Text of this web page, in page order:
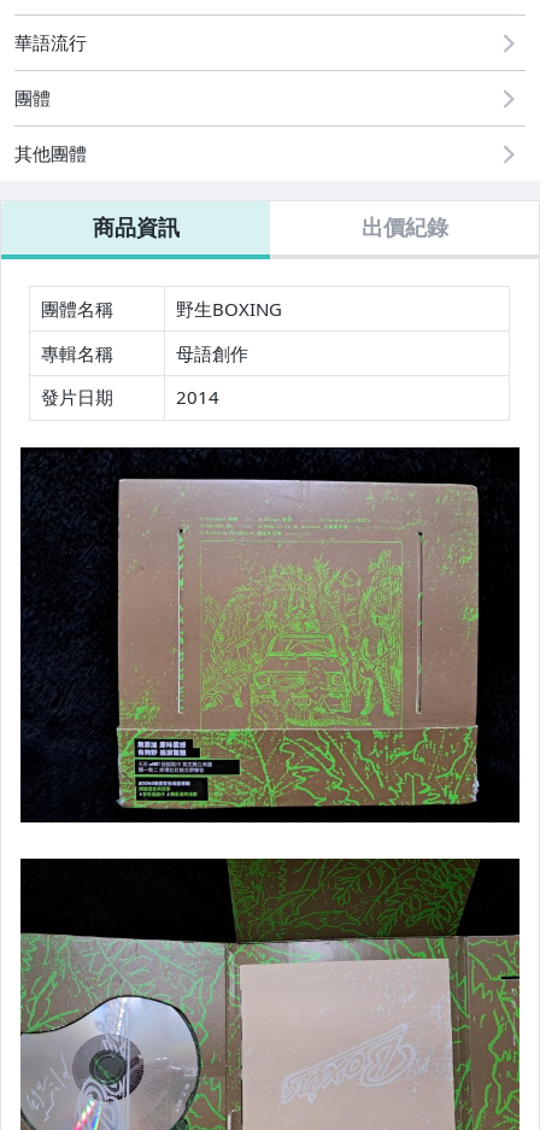
華語流行
團體
其他團體
商品資訊 出價紀錄
團體名稱
野生BOXING
專輯名稱
母語創作
發片日期
2014